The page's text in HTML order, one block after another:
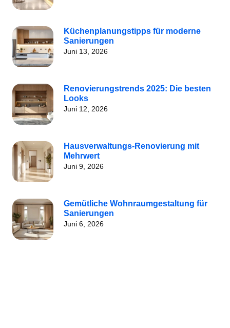
Küchenplanungstipps für moderne
Sanierungen
Juni 13, 2026
Renovierungstrends 2025: Die besten
Looks
Juni 12, 2026
Hausverwaltungs-Renovierung mit
Mehrwert
Juni 9, 2026
Gemütliche Wohnraumgestaltung für
Sanierungen
Juni 6, 2026